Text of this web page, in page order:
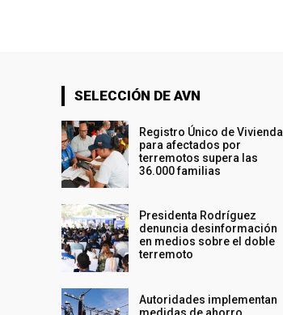
SELECCIÓN DE AVN
Registro Único de Vivienda
para afectados por
terremotos supera las
36.000 familias
Presidenta Rodríguez
denuncia desinformación
en medios sobre el doble
terremoto
Autoridades implementan
medidas de ahorro